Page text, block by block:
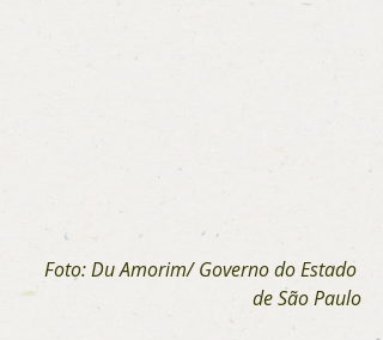
Foto: Du Amorim/ Governo do Estado
de São Paulo